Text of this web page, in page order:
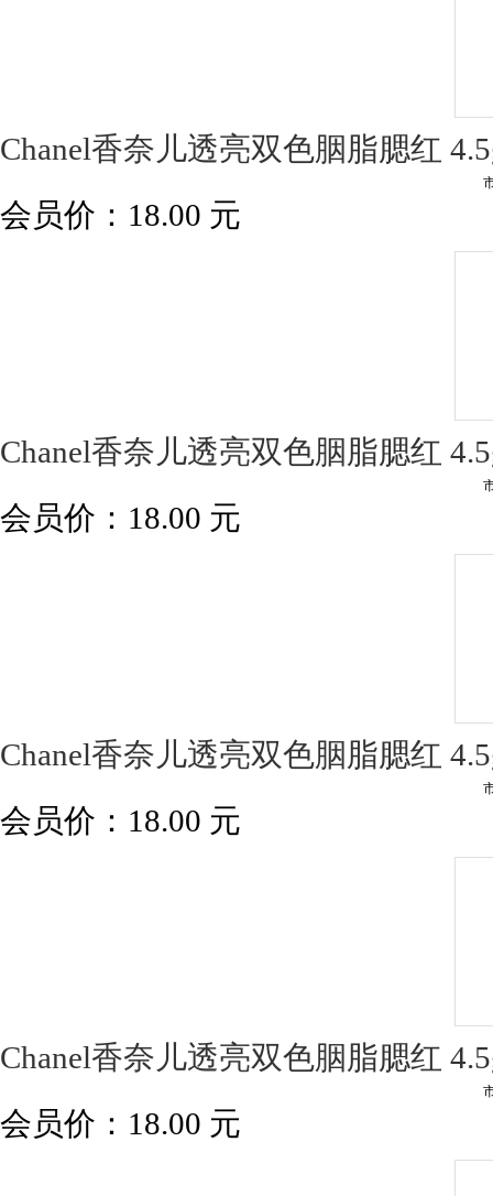
Chanel香奈儿透亮双色胭脂腮红
会员价： 18.00 元
Chanel香奈儿透亮双色胭脂腮红
会员价： 18.00 元
Chanel香奈儿透亮双色胭脂腮红
会员价： 18.00 元
Chanel香奈儿透亮双色胭脂腮红
会员价： 18.00 元